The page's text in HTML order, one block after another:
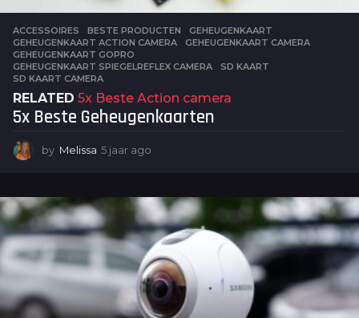
ACCESSOIRES ,BESTE PRODUCTEN GEHEUGENKAART
GEHEUGENKAART ACTION CAMERA
,GEHEUGENKAART CAMERA
GEHEUGENKAART GOPRO
GEHEUGENKAART SPIEGELREFLEX CAMERA
,SD KAART
SD KAART CAMERA
RELATED 5x Beste Action camera
5x Beste Geheugenkaarten
by Melissa 5 jaar ago
a
a
g
o